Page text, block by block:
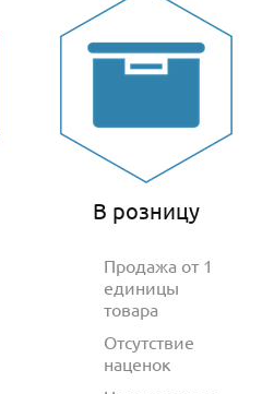
В розницу
Продажа от 1
единицы
товара
Отсутствие
наценок